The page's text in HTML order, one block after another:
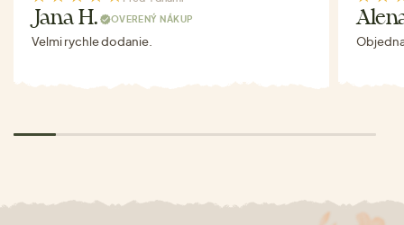
Jana H. OVERENÝ NÁKUP
Velmi rychle dodanie.